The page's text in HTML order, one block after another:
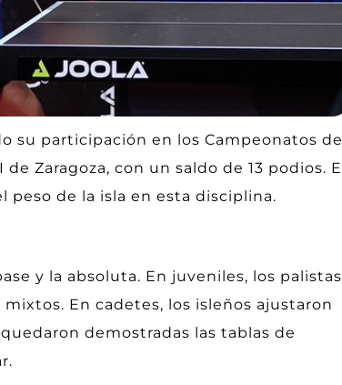
su participación en los Campeonatos de
Zaragoza, con un saldo de 13 podios. El
peso de la isla en esta disciplina.
y la absoluta. En juveniles, los palistas
En cadetes, los isleños ajustaron
demostradas las tablas de